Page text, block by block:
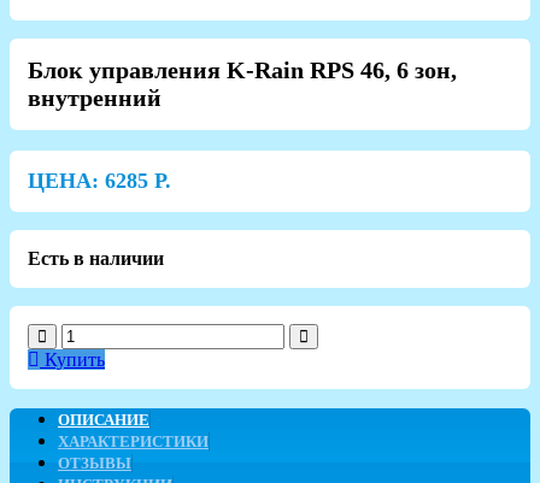
Блок управления K-Rain RPS 46, 6 зон,
внутренний
ЦЕНА: 6285 Р.
Есть в наличии
Купить
ОПИСАНИЕ
ХАРАКТЕРИСТИКИ
ОТЗЫВЫ